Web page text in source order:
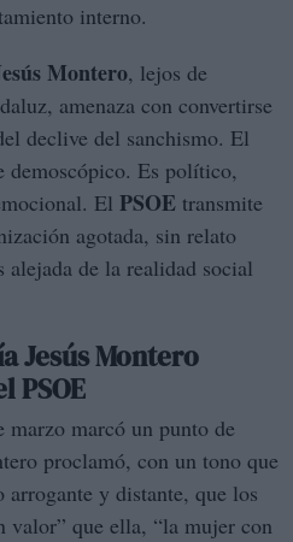
interno.
Montero, lejos de
amenaza con convertirse
declive del sanchismo. El
demoscópico. Es político,
El PSOE transmite
agotada, sin relato
alejada de la realidad social
Jesús Montero
PSOE
marzo marcó un punto de
proclamó, con un tono que
y distante, que los
valor” que ella, “la mujer con